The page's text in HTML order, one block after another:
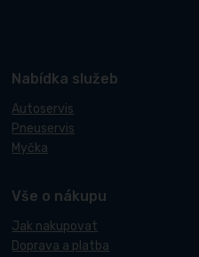
Nabídka služeb
Autoservis
Pneuservis
Myčka
Vše o nákupu
Jak nakupovat
Doprava a platba